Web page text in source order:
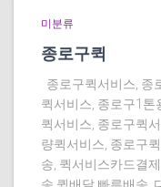
미분류
종로구퀵
종로구퀵서비스, 종
퀵서비스, 종로구1톤
퀵서비스, 종로구퀵
량퀵서비스, 종로구
송, 퀵서비스카드결